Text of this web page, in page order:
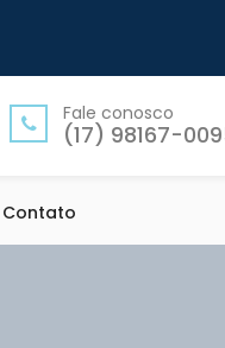
Fale conosco
(17) 98167-
Contato